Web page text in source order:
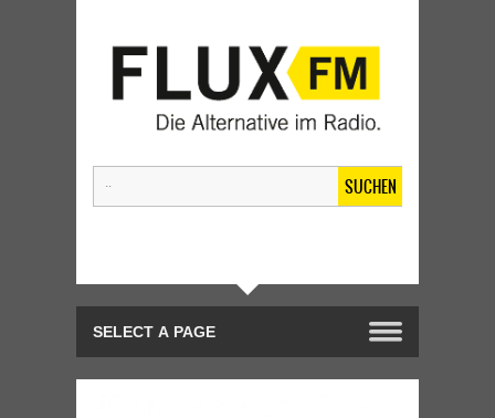
SUCHEN